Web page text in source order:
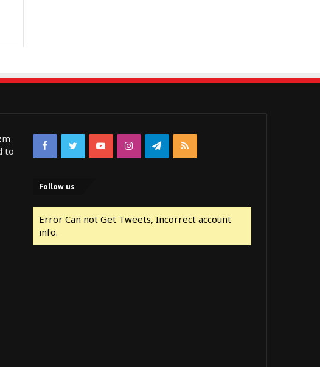
to
FacebookTwitterYouTubeInstagramTelegram
RSS
Follow us
Error Can not Get Tweets, Incorrect account
info.